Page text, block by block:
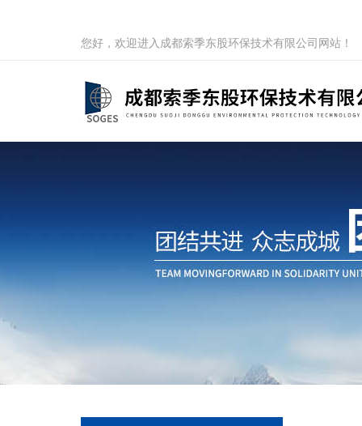
您好，欢迎进入成都索季东股环保技术有限公司网站！